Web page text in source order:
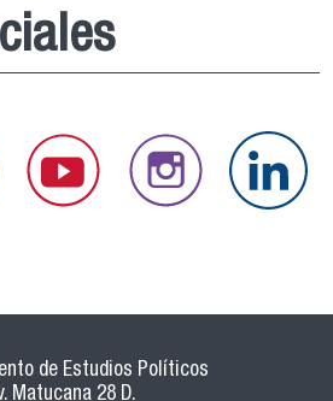
de Estudios Políticos
Matucana 28 D.